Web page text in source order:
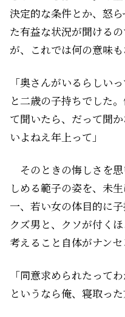
決定的な条件とか、怒
た有益な状況が聞ける
が、これでは何の意味も
「奥さんがいるらしい
と二歳の子持ちでした
て聞いたら、だって聞
いよねえ年上って」
そのときの悔しさを
しめる範子の姿を、未
一、若い女の体目的に
クズ男と、クソが付く
考えること自体がナンセ
「同意求められたって
というなら俺、寝取った